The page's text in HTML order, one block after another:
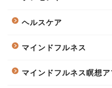
ヘルスケア
マインドフルネス
マインドフルネス瞑想ア